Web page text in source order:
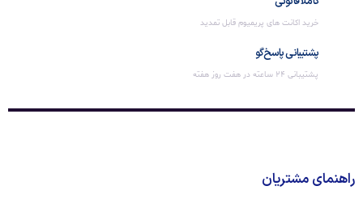
خرید اکانت های پریمیوم قابل تمدید
پشتیبانی پاسخ‌گو
پشتیبانی 24 ساعته در هفت روز هفته
راهنمای مشتریان